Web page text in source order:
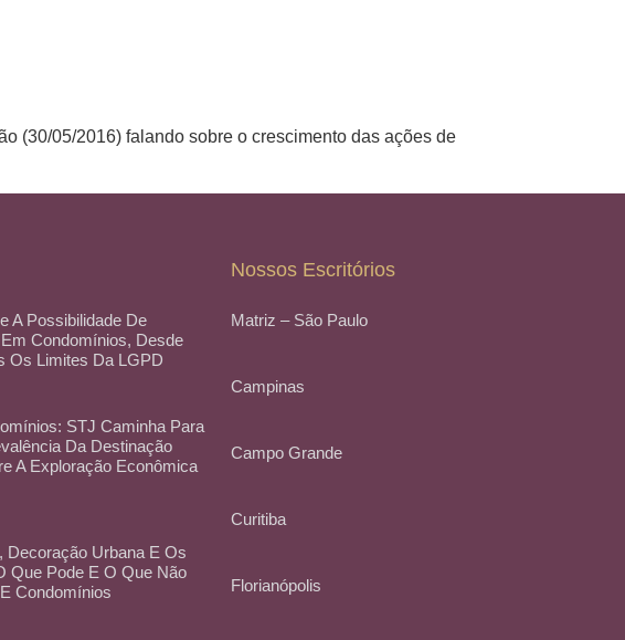
(30/05/2016) falando sobre o crescimento das ações de
A Possibilidade De
Condomínios, Desde
Os Limites Da LGPD
STJ Caminha Para
Da Destinação
A Exploração Econômica
Decoração Urbana E Os
Que Pode E O Que Não
Condomínios
Nossos Escritórios
Matriz – São Paulo
Campinas
Campo Grande
Curitiba
Florianópolis